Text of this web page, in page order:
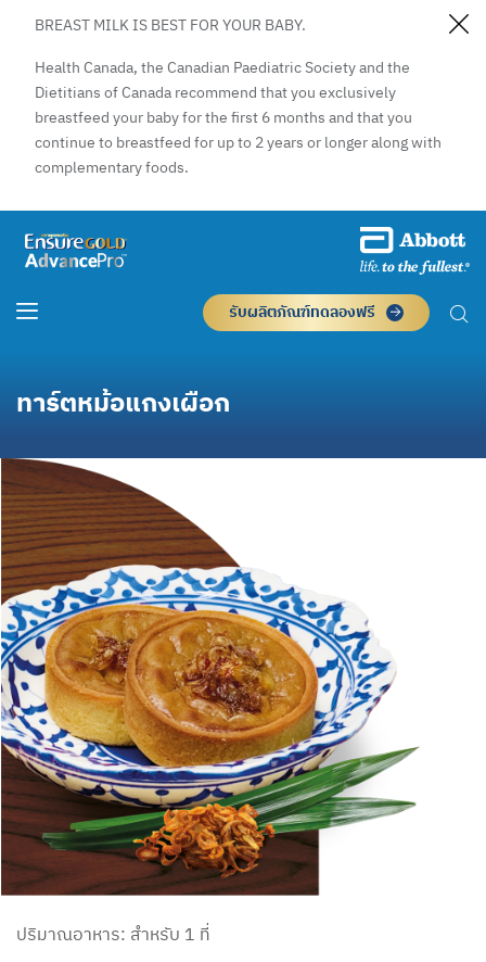
BREAST MILK IS BEST FOR YOUR BABY.
Health Canada, the Canadian Paediatric Society and the
Dietitians of Canada recommend that you exclusively
breastfeed your baby for the first 6 months and that you
continue to breastfeed for up to 2 years or longer along with
complementary foods.
รับผลิตภัณฑ์ทดลองฟรี
ทาร์ตหม้อแกงเผือก
ปริมาณอาหาร: สำหรับ 1 ที่